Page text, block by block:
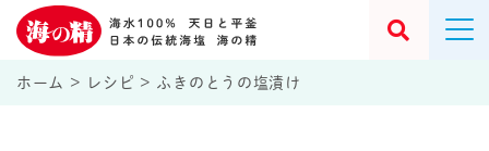
ホーム > レシピ > ふきのとうの塩漬け